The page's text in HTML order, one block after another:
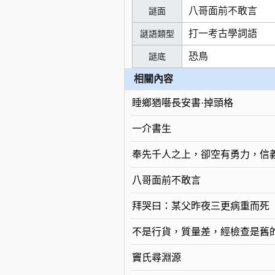
謎面 八哥面前不敢言
謎語類型 打一考古學詞語
謎底 恐鳥
相關內容
睡鄉猶囈長安書·掉頭格
一介書生
奉先千人之上，卻空有勇力，信
八哥面前不敢言
拜哭曰：某父昨夜三更病重而死
不是行貨，質量差，經檢查是舊
竇氏尋淵源